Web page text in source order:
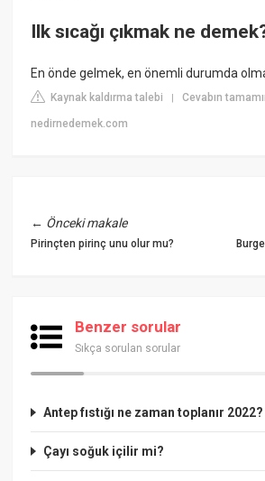
Ilk sıcağı çıkmak ne
En önde gelmek, en önemli durumda
Kaynak kaldırma talebi |Cevabın
nedirnedemek.com
← Önceki makale
Pirinçten pirinç unu olur mu?
Benzer sorular
Sıkça sorulan sorular
Antep fıstığı ne zaman toplanır 2022?
Çayı soğuk içilir mi?